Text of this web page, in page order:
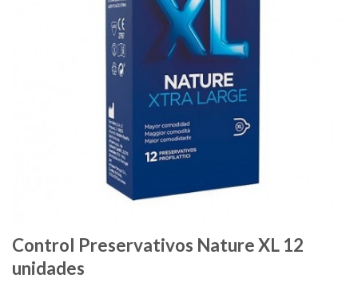
Control Preservativos Nature XL 12
unidades